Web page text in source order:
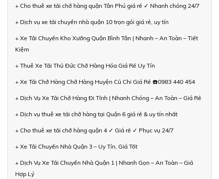
+ Cho thuê xe tải chở hàng quận Tân Phú giá rẻ ✓ Nhanh chóng 24/7
+ Dịch vụ xe tải chuyển nhà quận 10 trọn gói giá rẻ, uy tín
+ Xe Tải Chuyển Kho Xưởng Quận Bình Tân | Nhanh – An Toàn – Tiết
Kiệm
+ Thuê Xe Tải Thủ Đức Chở Hàng Hóa Giá Rẻ Uy Tín
+ Xe Tải Chở Hàng Chở Hàng Huyện Củ Chi Giá Rẻ ☎️0983 440 454
+ Dịch Vụ Xe Tải Chở Hàng Đi Tỉnh | Nhanh Chóng – An Toàn – Giá Rẻ
+ Dịch vụ thuê xe tải chở hàng tại Quận 6 giá rẻ & uy tín nhất
+ Cho thuê xe tải chở hàng quận 4 ✓ Giá rẻ ✓ Phục vụ 24/7
+ Xe Tải Chuyển Nhà Quận 3 – Uy Tín, Giá Tốt
+ Dịch Vụ Xe Tải Chuyển Nhà Quận 1 | Nhanh Gọn – An Toàn – Giá
Hợp Lý